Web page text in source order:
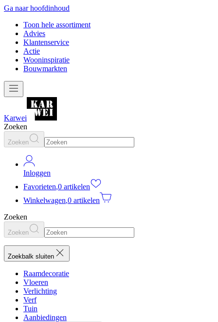
Ga naar hoofdinhoud
Toon hele assortiment
Advies
Klantenservice
Actie
Wooninspiratie
Bouwmarkten
Karwei
Zoeken
Zoeken
Inloggen
Favorieten,0 artikelen
Winkelwagen,0 artikelen
Zoeken
Zoeken
Zoekbalk sluiten
Raamdecoratie
Vloeren
Verlichting
Verf
Tuin
Aanbiedingen